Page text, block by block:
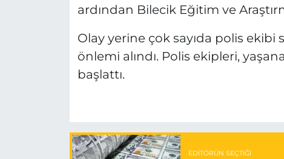
ardından Bilecik Eğitim ve
Olay yerine çok sayıda polis
önlemi alındı. Polis ekipleri,
başlattı.
EDITÖRÜN SEÇTIĞI